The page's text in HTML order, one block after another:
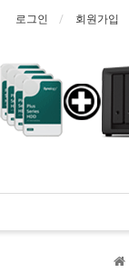
로그인 회원가입